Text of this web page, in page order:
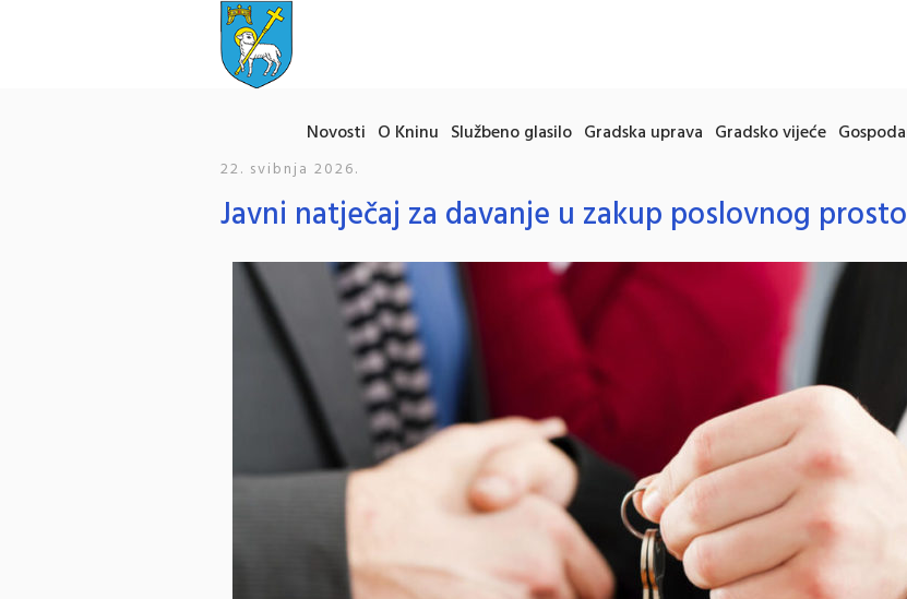
Novosti O Kninu Službeno glasilo Gradska uprava Gradsko vijeće
22. svibnja 2026.
Javni natječaj za davanje u zakup poslovnog